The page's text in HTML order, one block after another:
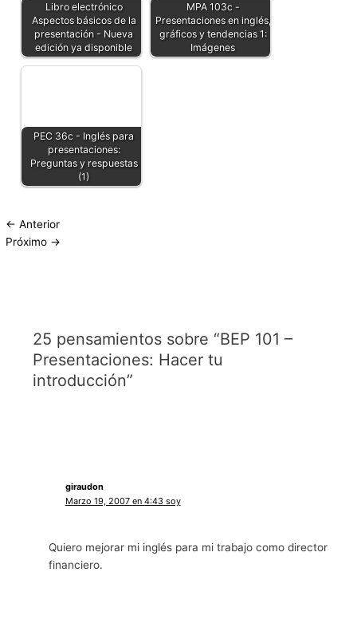
Libro electrónico
Aspectos básicos de la
presentación - Nueva
edición ya disponible
MPA 103c -
Presentaciones en inglés,
gráficos y tendencias 1:
Imágenes
PEC 36c - Inglés para
presentaciones:
Preguntas y respuestas
(1)
← Anterior
Próximo →
25 pensamientos sobre “BEP 101 –
Presentaciones: Hacer tu
introducción”
giraudon
Marzo 19, 2007 en 4:43 soy
Quiero mejorar mi inglés para mi trabajo como director
financiero.